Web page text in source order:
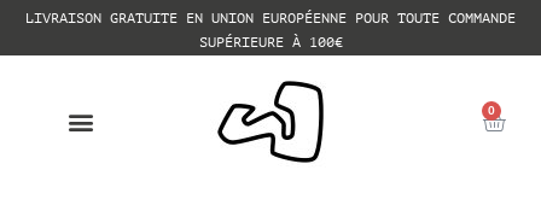
LIVRAISON GRATUITE EN UNION EUROPÉENNE POUR TOUTE COMMANDE
SUPÉRIEURE À 100€
0